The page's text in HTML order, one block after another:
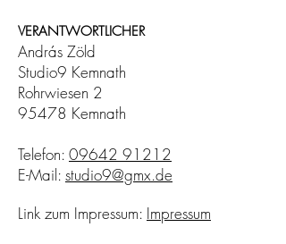
VERANTWORTLICHER
András Zöld
Studio9 Kemnath
Rohrwiesen 2
95478 Kemnath
Telefon: 09642 91212
E-Mail: studio9@gmx.de
Link zum Impressum: Impressum